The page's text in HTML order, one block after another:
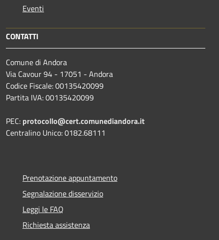
Eventi
CONTATTI
Comune di Andora
Via Cavour 94 - 17051 - Andora
Codice Fiscale: 00135420099
Partita IVA: 00135420099
PEC: protocollo@cert.comunediandora.it
Centralino Unico: 0182.68111
Prenotazione appuntamento
Segnalazione disservizio
Leggi le FAQ
Richiesta assistenza